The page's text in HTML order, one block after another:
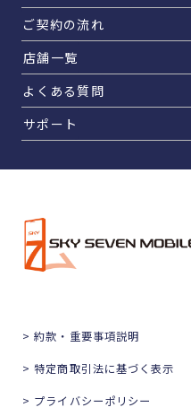
ご契約の流れ
店舗一覧
よくある質問
サポート
> 約款・重要事項説明
> 特定商取引法に基づく表示
> プライバシーポリシー